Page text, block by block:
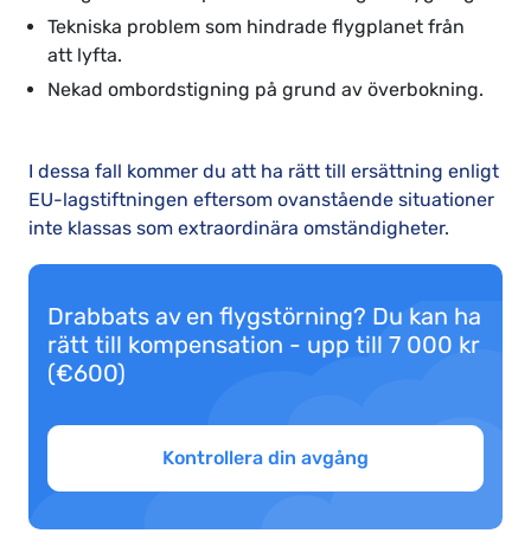
Tekniska problem som hindrade flygplanet från
att lyfta.
Nekad ombordstigning på grund av överbokning.
I dessa fall kommer du att ha rätt till ersättning enligt
EU-lagstiftningen eftersom ovanstående situationer
inte klassas som extraordinära omständigheter.
Drabbats av en flygstörning? Du kan ha
rätt till kompensation - upp till 7 000 kr
(€600)
Kontrollera din avgång